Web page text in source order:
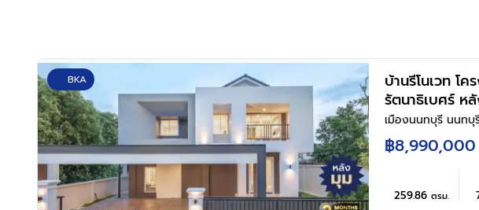
BKA
บ้านรีโนเวท โ
รัตนาธิเบศร์ ห
ใช้สอย
ห้องน้ำ จอดรถได้ 3 คัน บน
การเดินทาง ใ
ม้า" และจุดขึ้น
เมืองนนทบุรี นนทบุ
฿8,990,000
259.86ตรม.